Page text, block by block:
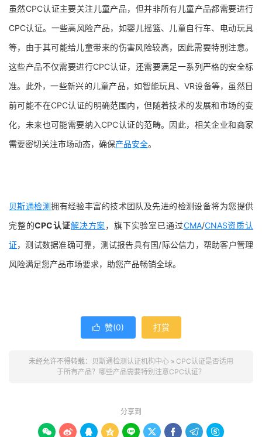
虽然CPC认证主要关注儿童产品，但并非所有儿童产品都需要进行
CPC认证。一些高风险产品，如婴儿摇篮、儿童自行车、电动玩具
等，由于其可能给儿童带来的伤害风险较高，因此需要特别注意。
这些产品不仅需要进行CPC认证，还需要满足一系列严格的安全标
准。此外，一些新兴的儿童产品，如智能玩具、VR设备等，虽然目
前可能不在CPC认证的明确范围内，但随着技术的发展和市场的变
化，未来也可能需要纳入CPC认证的范畴。因此，相关企业和商家
需要密切关注市场动态，确保产品安全。
贝斯通检测拥有经验丰富的技术团队及先进的检测设备将为您提供
完整的CPC认证解决方案，旗下实验室已通过CMA/CNAS资质认
证，测试数据准确可靠，测试报告具有国/际公信力，帮助客户管理
风险满足您产品市场要求，助您产品畅销全球。
 赞(0) 打赏
未经允许不得转载： 贝斯通检测认证机构中心 » CPC认证是否适用
于所有产品？哪些产品需要特别注意CPC认证？
分享到
        